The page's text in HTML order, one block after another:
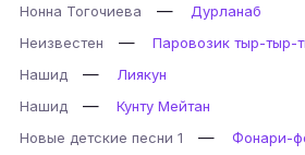
Нонна Тогочиева
—
Дурланаб
Неизвестен
—
Паровозик тыр-тыр-
Нашид
—
Лиякун
Нашид
—
Кунту Мейтан
Новые детские песни 1
—
Фонари-